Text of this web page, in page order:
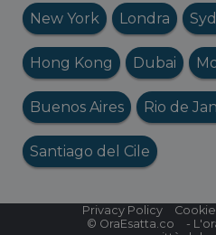
New York Londra
Hong Kong Dubai
Buenos Aires Rio de
Santiago del Cile
Privacy Policy
© OraEsatta.co
-